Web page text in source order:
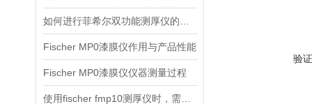
Fischer MP0漆膜仪作用与产品性能
Fischer MP0漆膜仪仪器测量过程
验